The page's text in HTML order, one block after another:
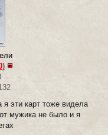
)
эти карт тоже видела
мужика не было и я